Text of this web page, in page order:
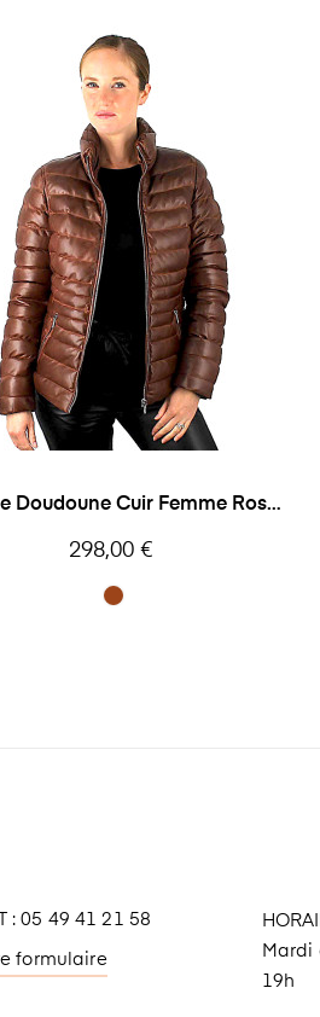
Doudoune Cuir Femme Rose
Prix
298,00 €
: 05 49 41 21 58
formulaire
Mardi
19h